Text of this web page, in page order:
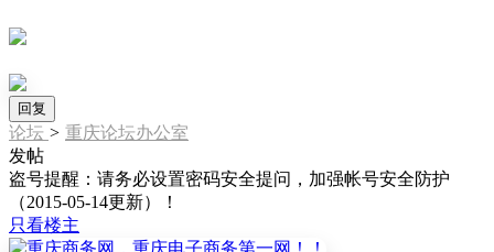
回复
论坛 > 重庆论坛办公室
发帖
盗号提醒：请务必设置密码安全提问，加强帐号安全防护
（2015-05-14更新）！
只看楼主